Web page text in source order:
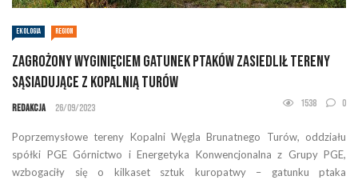
EKOLOGIA REGION
Zagrożony wyginięciem gatunek ptaków zasiedlił tereny
sąsiadujące z Kopalnią Turów
Redakcja 26/09/2023 1538 0
Poprzemysłowe tereny Kopalni Węgla Brunatnego Turów, oddziału
spółki PGE Górnictwo i Energetyka Konwencjonalna z Grupy PGE,
wzbogaciły się o kilkaset sztuk kuropatwy – gatunku ptaka